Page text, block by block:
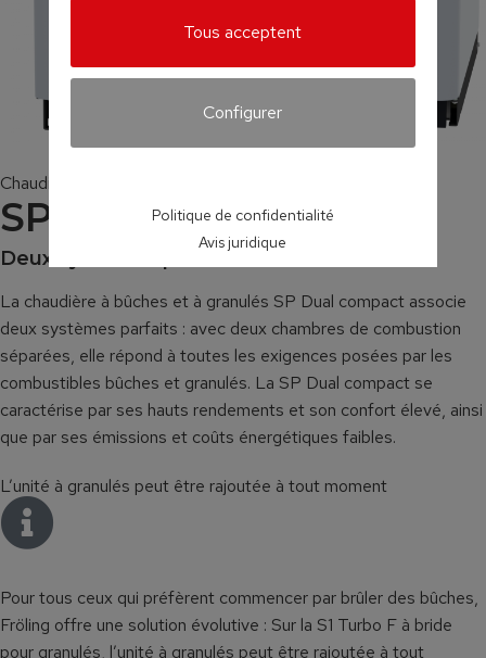
Chaudières à bûches et à granulés
SP Dual compact
Deux systèmes parfaitement combinés
La chaudière à bûches et à granulés SP Dual compact associe
deux systèmes parfaits : avec deux chambres de combustion
séparées, elle répond à toutes les exigences posées par les
combustibles bûches et granulés. La SP Dual compact se
caractérise par ses hauts rendements et son confort élevé, ainsi
que par ses émissions et coûts énergétiques faibles.
L’unité à granulés peut être rajoutée à tout moment
Pour tous ceux qui préfèrent commencer par brûler des bûches,
Fröling offre une solution évolutive : Sur la S1 Turbo F à bride
pour granulés, l’unité à granulés peut être rajoutée à tout
Tous acceptent
Configurer
Politique de confidentialité
Avis juridique